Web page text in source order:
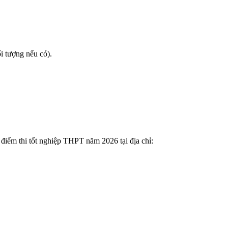
tượng nếu có).
thi tốt nghiệp THPT năm 2026 tại địa chỉ: